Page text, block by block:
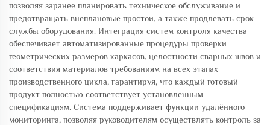
позволяя заранее планировать техническое обслуживание и
предотвращать внеплановые простои, а также продлевать срок
службы оборудования. Интеграция систем контроля качества
обеспечивает автоматизированные процедуры проверки
геометрических размеров каркасов, целостности сварных швов и
соответствия материалов требованиям на всех этапах
производственного цикла, гарантируя, что каждый готовый
продукт полностью соответствует установленным
спецификациям. Система поддерживает функции удалённого
мониторинга, позволяя руководителям осуществлять контроль за